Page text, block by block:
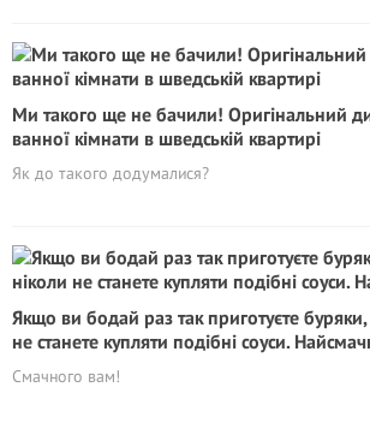
Ми такого ще не бачили! Оригінальний
ванної кімнати в шведській квартирі
Як до такого додумалися?
Якщо ви бодай раз так приготуєте
не станете купляти подібні соуси.
Смачного вам!